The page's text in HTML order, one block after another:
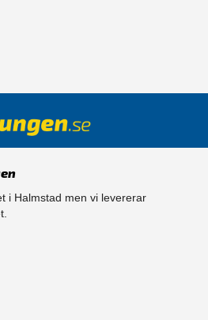
i Halmstad men vi levererar